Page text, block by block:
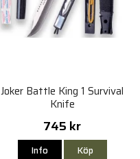
Joker Battle King 1 Survival
Knife
745 kr
Info Köp